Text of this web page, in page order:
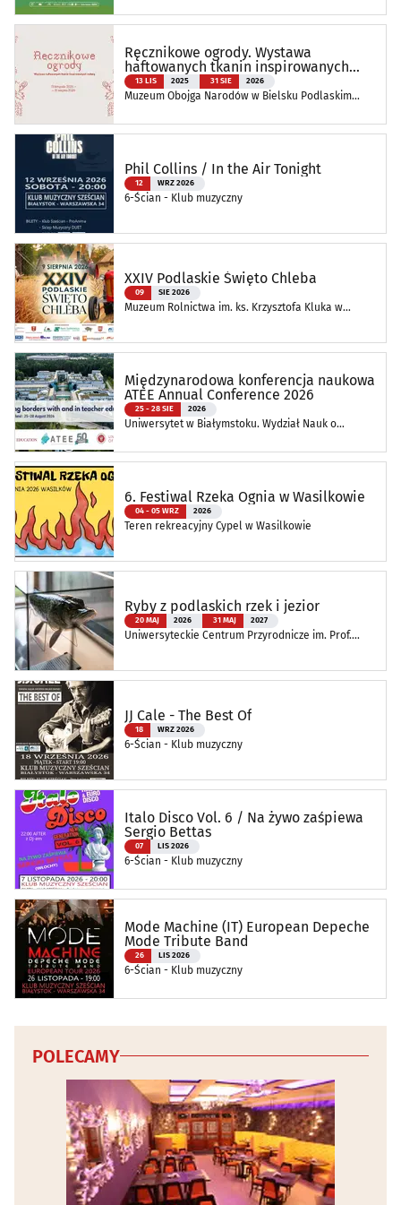
Ręcznikowe ogrody. Wystawa
haftowanych tkanin inspirowanych
naturą
13 LIS 2025 31 SIE 2026
Muzeum Obojga Narodów w Bielsku Podlaskim
Phil Collins / In the Air Tonight
12 WRZ 2026
6-Ścian - Klub muzyczny
XXIV Podlaskie Święto Chleba
09 SIE 2026
Muzeum Rolnictwa im. ks. Krzysztofa Kluka w
Międzynarodowa konferencja naukowa
ATEE Annual Conference 2026
25 - 28 SIE 2026
Uniwersytet w Białymstoku. Wydział Nauk o
6. Festiwal Rzeka Ognia w Wasilkowie
04 - 05 WRZ 2026
Teren rekreacyjny Cypel w Wasilkowie
Ryby z podlaskich rzek i jezior
20 MAJ 2026 31 MAJ 2027
Uniwersyteckie Centrum Przyrodnicze im. Prof.
JJ Cale - The Best Of
18 WRZ 2026
6-Ścian - Klub muzyczny
Italo Disco Vol. 6 / Na żywo zaśpiewa
Sergio Bettas
07 LIS 2026
6-Ścian - Klub muzyczny
Mode Machine (IT) European Depeche
Mode Tribute Band
26 LIS 2026
6-Ścian - Klub muzyczny
POLECAMY